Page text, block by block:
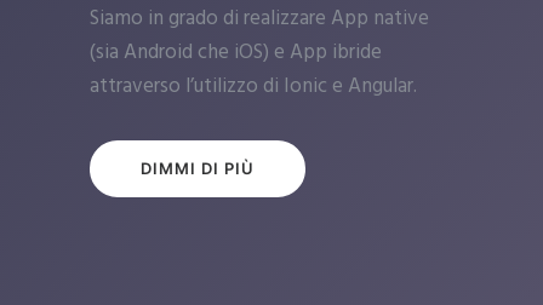
Siamo in grado di realizzare App native
(sia Android che iOS) e App ibride
attraverso l’utilizzo di Ionic e Angular.
DIMMI DI PIÙ